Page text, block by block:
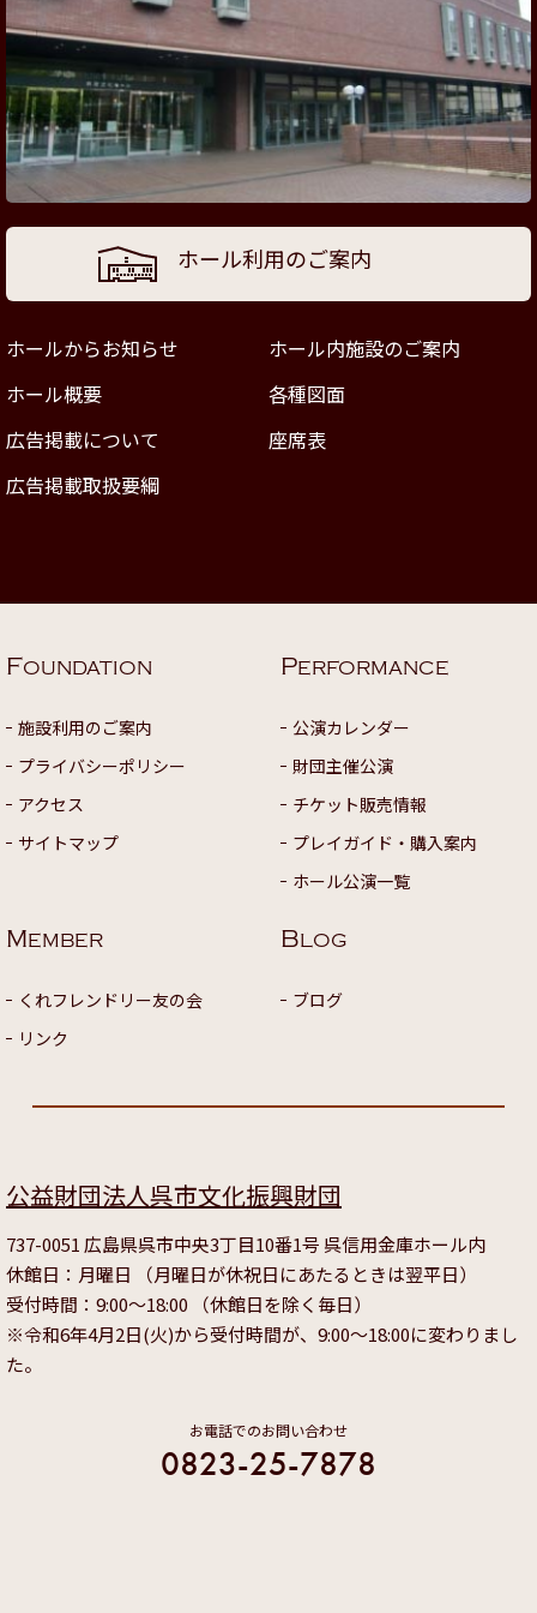
ホール利用のご案内
ホールからお知らせ
ホール内施設のご案内
ホール概要
各種図面
広告掲載について
座席表
広告掲載取扱要綱
FOUNDATION
施設利用のご案内
プライバシーポリシー
アクセス
サイトマップ
PERFORMANCE
公演カレンダー
財団主催公演
チケット販売情報
プレイガイド・購入案内
ホール公演一覧
MEMBER
くれフレンドリー友の会
リンク
BLOG
ブログ
公益財団法人呉市文化振興財団
737-0051 広島県呉市中央3丁目10番1号 呉信用金庫ホール内
休館日：月曜日 （月曜日が休祝日にあたるときは翌平日）
受付時間：9:00～18:00 （休館日を除く毎日）
※令和6年4月2日(火)から受付時間が、9:00～18:00に変わりまし
た。
お電話でのお問い合わせ
0823-25-7878